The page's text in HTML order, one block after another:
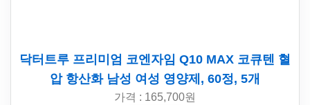
닥터트루 프리미엄 코엔자임 Q10 MAX 코큐텐 혈
압 항산화 남성 여성 영양제, 60정, 5개
가격 : 165,700원